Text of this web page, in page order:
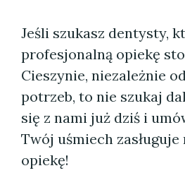
Jeśli szukasz dentysty,
profesjonalną opiekę
Cieszynie, niezależnie
potrzeb, to nie szukaj
się z nami już dziś i
Twój uśmiech zasługuje
opiekę!